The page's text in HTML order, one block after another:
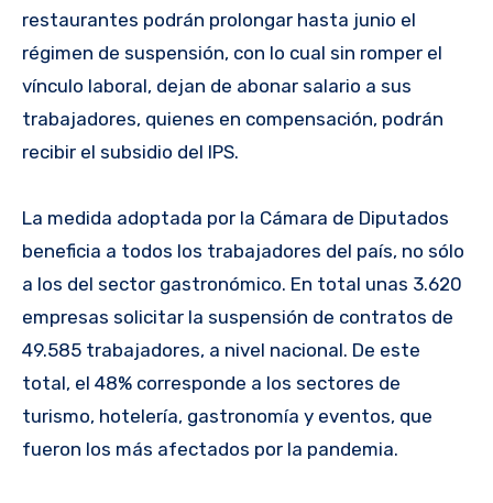
restaurantes podrán prolongar hasta junio el
régimen de suspensión, con lo cual sin romper el
vínculo laboral, dejan de abonar salario a sus
trabajadores, quienes en compensación, podrán
recibir el subsidio del IPS.
La medida adoptada por la Cámara de Diputados
beneficia a todos los trabajadores del país, no sólo
a los del sector gastronómico. En total unas 3.620
empresas solicitar la suspensión de contratos de
49.585 trabajadores, a nivel nacional. De este
total, el 48% corresponde a los sectores de
turismo, hotelería, gastronomía y eventos, que
fueron los más afectados por la pandemia.